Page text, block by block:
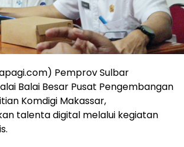
Pemprov Sulbar
Balai Besar Pusat Pengembangan
Komdigi Makassar,
talenta digital melalui kegiatan